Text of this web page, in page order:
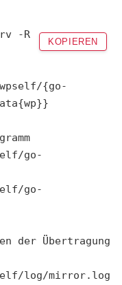
-R
{go-
go-
go-
der Übertragung
log/mirror.log
KOPIEREN